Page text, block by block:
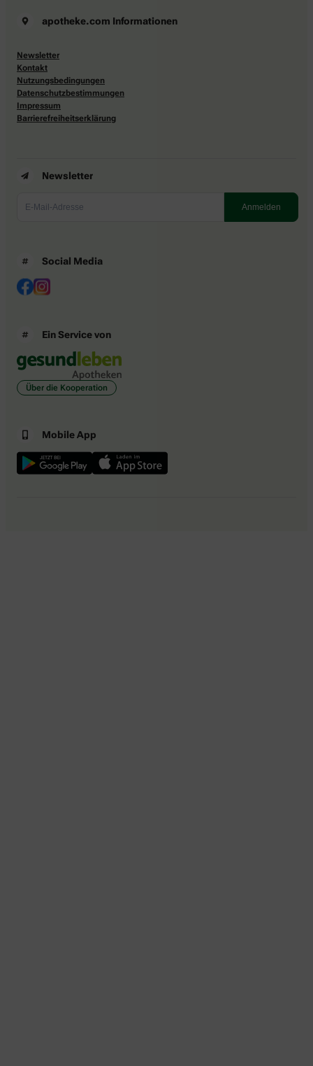
apotheke.com Informationen
Newsletter
Kontakt
Nutzungsbedingungen
Datenschutzbestimmungen
Impressum
Barrierefreiheitserklärung
Newsletter
Social Media
Ein Service von
Über die Kooperation
Mobile App